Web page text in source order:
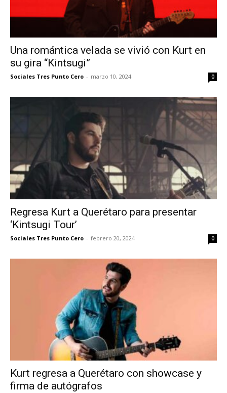
Una romántica velada se vivió con Kurt en
su gira “Kintsugi”
Sociales Tres Punto Cero - marzo 10, 2024 0
Regresa Kurt a Querétaro para presentar
‘Kintsugi Tour’
Sociales Tres Punto Cero - febrero 20, 2024 0
Kurt regresa a Querétaro con showcase y
firma de autógrafos